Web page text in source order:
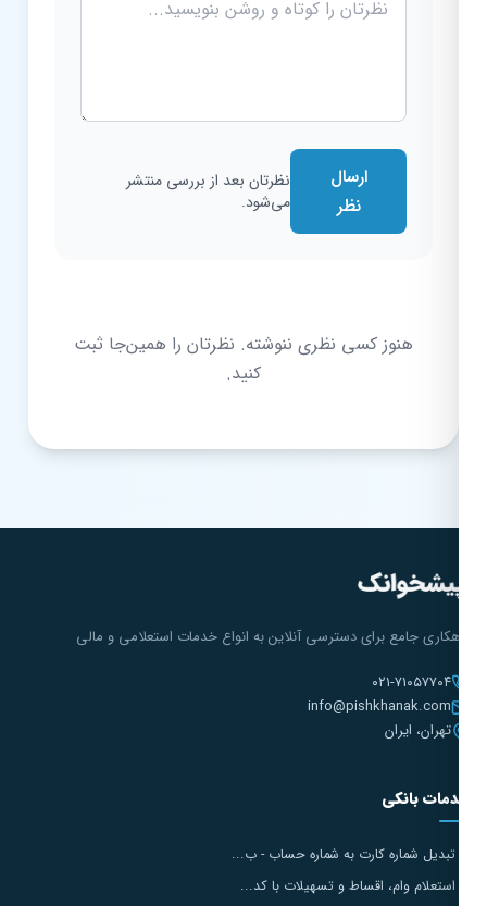
ارسال
نظرتان بعد از بررسی منتشر
می‌شود.
هنوز کسی نظری ننوشته. نظرتان را همین‌جا ثبت
کنید.
جامع برای دسترسی آنلاین به انواع خدمات استعلامی و مالی
۰۲۱-۷۱۰۵۷۷۰۴
info@pishkhanak.com
تهران، ایران
بانکی
تبدیل شماره کارت به شماره حساب - ب...
استعلام وام، اقساط و تسهیلات با کد...